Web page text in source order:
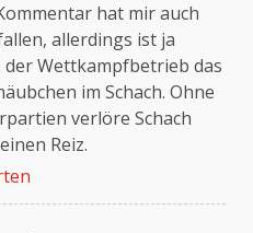
hat mir auch
allerdings ist ja
der Wettkampfbetrieb das
im Schach. Ohne
verlöre Schach
Reiz.